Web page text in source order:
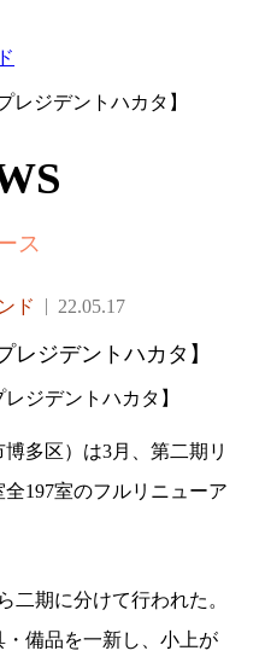
レジデントハカタ】
ス
ド 22.05.17
レジデントハカタ】
多区）は3月、第二期リ
197室のフルリニューア
二期に分けて行われた。
備品を一新し、小上が